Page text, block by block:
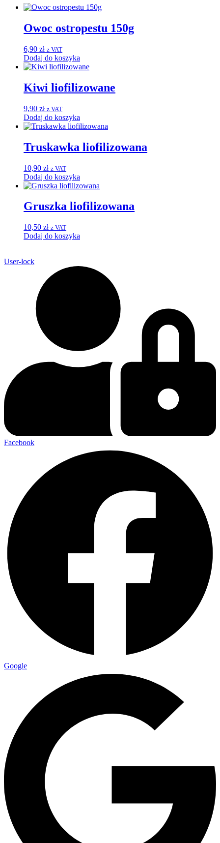
Owoc ostropestu 150g
6,90 zł z VAT
Dodaj do koszyka
Kiwi liofilizowane
9,90 zł z VAT
Dodaj do koszyka
Truskawka liofilizowana
10,90 zł z VAT
Dodaj do koszyka
Gruszka liofilizowana
10,50 zł z VAT
Dodaj do koszyka
User-lock
Facebook
Google